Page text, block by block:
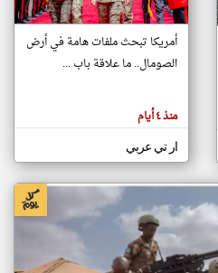
تغيير الدولة
اخبار الصومال على مدار الساعة
أهم اخبار الصومال العاجلة والمباشرة
أمريكا تبحث ملفات هامة في أرض
الصومال.. ما علاقة باب ...
منذ ٤ أيام
ار تي عربي
klyoum.com